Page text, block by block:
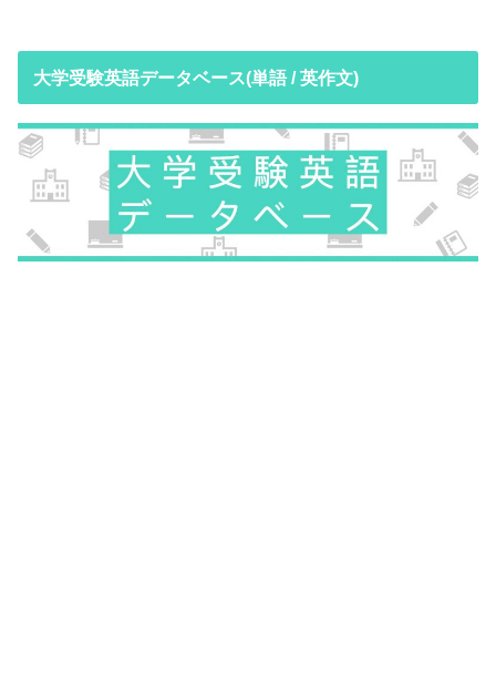
大学受験英語データベース(単語 / 英作文)